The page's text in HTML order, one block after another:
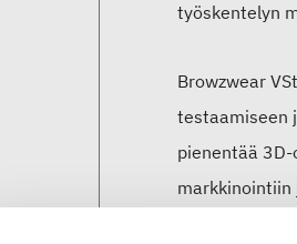
työskentelyn
Browzwear
testaamiseen
pienentää
markkinointiin